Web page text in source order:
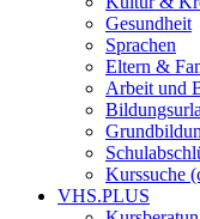
Gesundheit
Sprachen
Eltern &
Arbeit und
Kurssuche
VHS.PLUS